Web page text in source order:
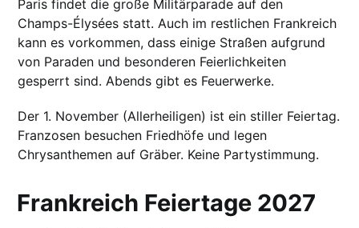
Paris findet die große Militärparade auf den
Champs-Élysées statt. Auch im restlichen Frankreich
kann es vorkommen, dass einige Straßen aufgrund
von Paraden und besonderen Feierlichkeiten
gesperrt sind. Abends gibt es Feuerwerke.
Der 1. November (Allerheiligen) ist ein stiller Feiertag.
Franzosen besuchen Friedhöfe und legen
Chrysanthemen auf Gräber. Keine Partystimmung.
Frankreich Feiertage 2027